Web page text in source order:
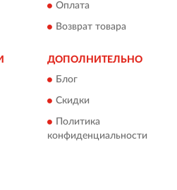
Оплата
Возврат товара
ДОПОЛНИТЕЛЬНО
Блог
Скидки
Политика
конфиденциальности